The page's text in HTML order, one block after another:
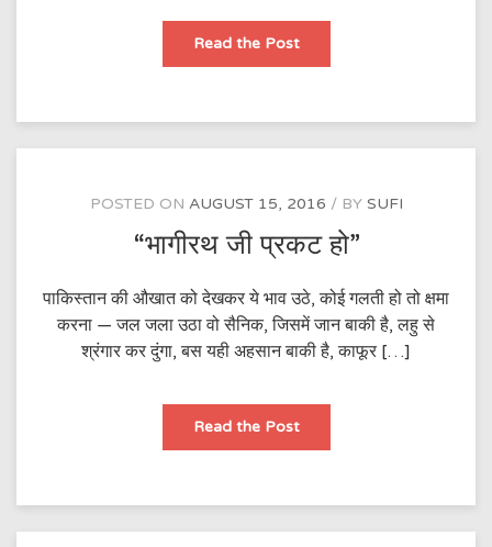
Read the Postमेरे
का
बिन
झुक
POSTED ON AUGUST 15, 2016 BY SUFI
“भागीरथ जी प्रकट हो”
पाकिस्तान की औखात को देखकर ये भाव उठे, कोई गलती हो तो क्षमा
करना — जल जला उठा वो सैनिक, जिसमें जान बाकी है, लहु से
श्रंगार कर दुंगा, बस यही अहसान बाकी है, काफूर […]
Read the Post“भागीरथ
प्रकट